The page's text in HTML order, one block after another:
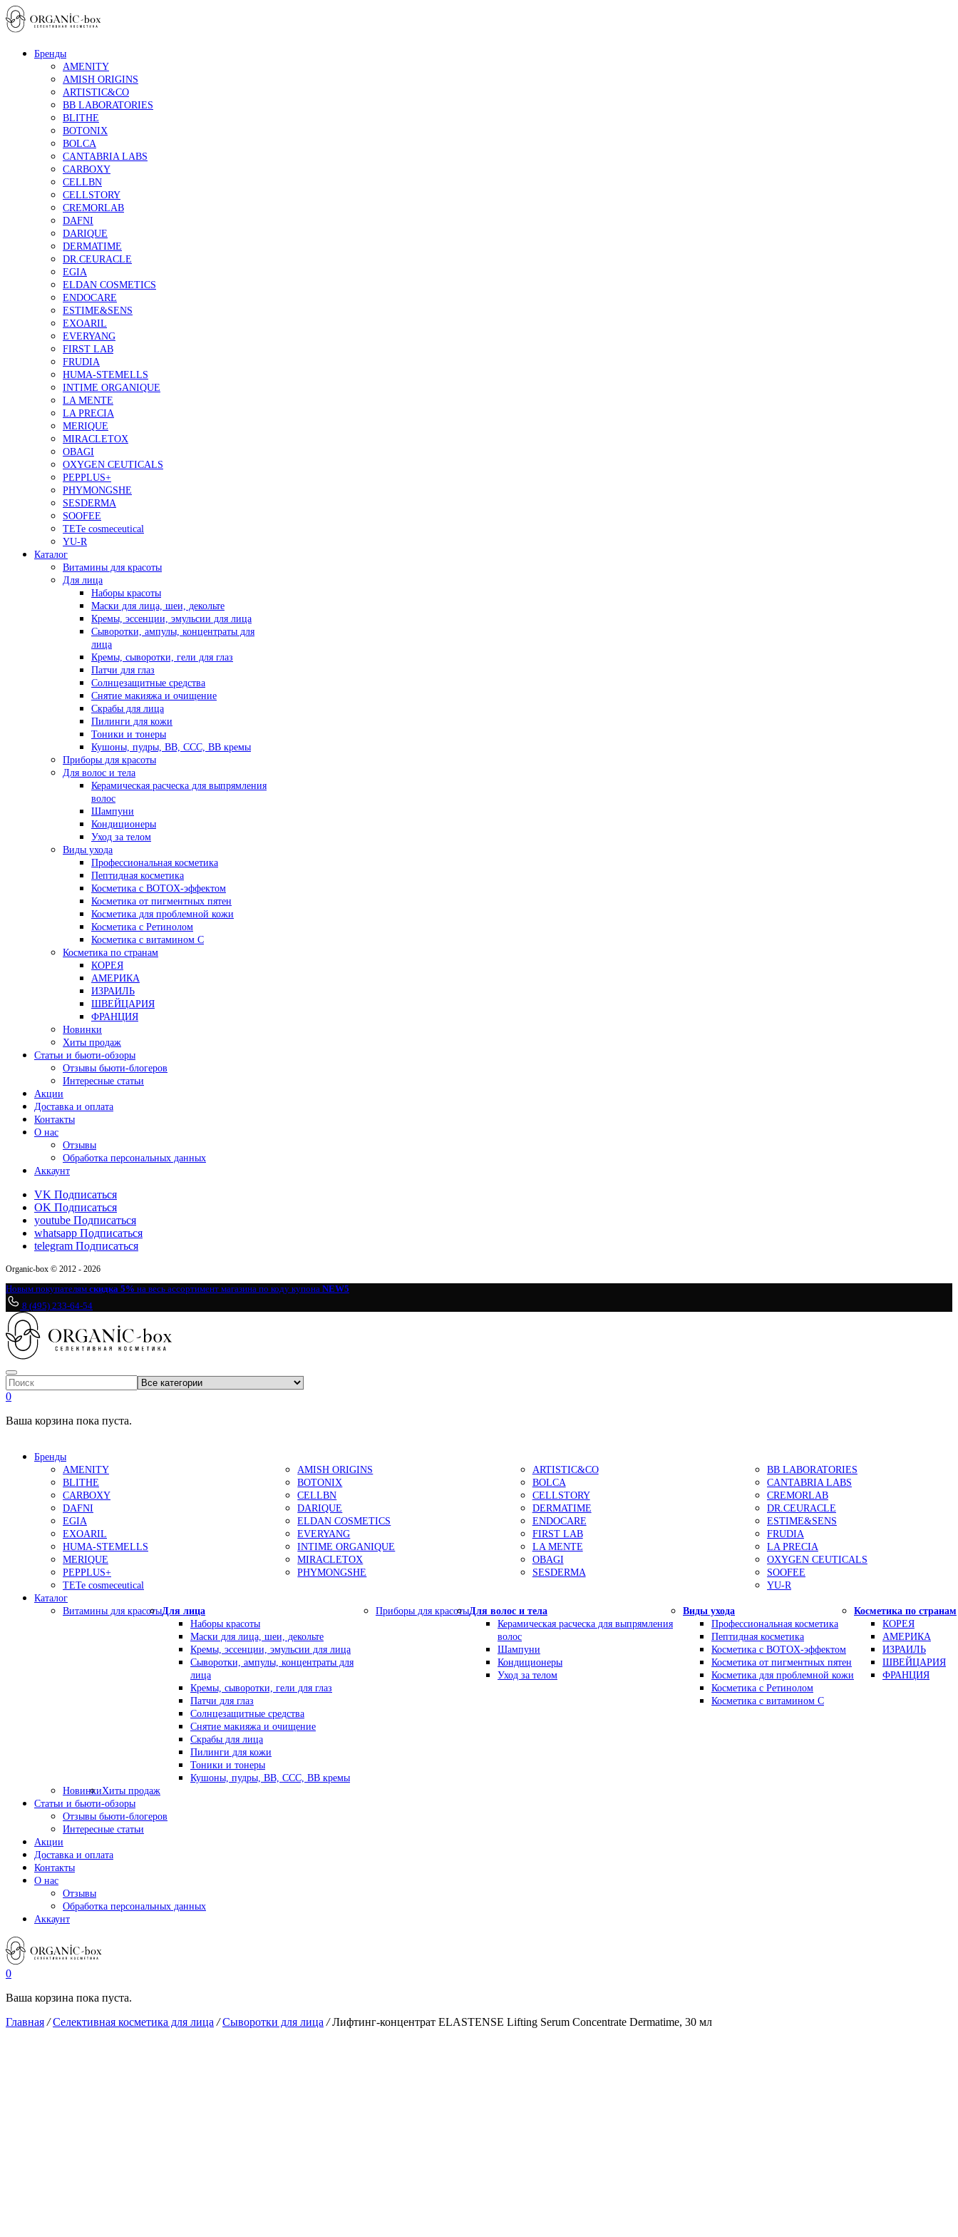
Бренды
AMENITY
AMISH ORIGINS
ARTISTIC&CO
BB LABORATORIES
BLITHE
BOTONIX
BOLCA
CANTABRIA LABS
CARBOXY
CELLBN
CELLSTORY
CREMORLAB
DAFNI
DARIQUE
DERMATIME
DR.CEURACLE
EGIA
ELDAN COSMETICS
ENDOCARE
ESTIME&SENS
EXOARIL
EVERYANG
FIRST LAB
FRUDIA
HUMA-STEMELLS
INTIME ORGANIQUE
LA MENTE
LA PRECIA
MERIQUE
MIRACLETOX
OBAGI
OXYGEN CEUTICALS
PEPPLUS+
PHYMONGSHE
SESDERMA
SOOFEE
TETe cosmeceutical
YU-R
Каталог
Витамины для красоты
Для лица
Наборы красоты
Маски для лица, шеи, декольте
Кремы, эссенции, эмульсии для лица
Сыворотки, ампулы, концентраты для
лица
Кремы, сыворотки, гели для глаз
Патчи для глаз
Солнцезащитные средства
Снятие макияжа и очищение
Скрабы для лица
Пилинги для кожи
Тоники и тонеры
Кушоны, пудры, ВВ, ССС, ВВ кремы
Приборы для красоты
Для волос и тела
Керамическая расческа для выпрямления
волос
Шампуни
Кондиционеры
Уход за телом
Виды ухода
Профессиональная косметика
Пептидная косметика
Косметика с BOTOX-эффектом
Косметика от пигментных пятен
Косметика для проблемной кожи
Косметика с Ретинолом
Косметика с витамином С
Косметика по странам
КОРЕЯ
АМЕРИКА
ИЗРАИЛЬ
ШВЕЙЦАРИЯ
ФРАНЦИЯ
Новинки
Хиты продаж
Статьи и бьюти-обзоры
Отзывы бьюти-блогеров
Интересные статьи
Акции
Доставка и оплата
Контакты
О нас
Отзывы
Обработка персональных данных
Аккаунт
VK Подписаться
OK Подписаться
youtube Подписаться
whatsapp Подписаться
telegram Подписаться
Organic-box © 2012 - 2026
Новым покупателям скидка 5% на весь ассортимент магазина по коду купона NEW5
8 (495) 233-64-54
0
Ваша корзина пока пуста.
Бренды
AMENITY
AMISH ORIGINS ARTISTIC&CO
BB LABORATORIES
BLITHE
BOTONIX BOLCA
CANTABRIA LABS
CARBOXY
CELLBN CELLSTORY
CREMORLAB
DAFNI
DARIQUE DERMATIME
DR.CEURACLE
EGIA
ELDAN COSMETICS ENDOCARE
ESTIME&SENS
EXOARIL
EVERYANG FIRST LAB
FRUDIA
HUMA-STEMELLS
INTIME ORGANIQUE LA MENTE
LA PRECIA
MERIQUE
MIRACLETOX OBAGI
OXYGEN CEUTICALS
PEPPLUS+
PHYMONGSHE SESDERMA
SOOFEE
TETe cosmeceutical
YU-R
Каталог
Витамины для красотыДля лица
Наборы красоты
Маски для лица, шеи, декольте
Кремы, эссенции, эмульсии для лица
Сыворотки, ампулы, концентраты для
лица
Кремы, сыворотки, гели для глаз
Патчи для глаз
Солнцезащитные средства
Снятие макияжа и очищение
Скрабы для лица
Пилинги для кожи
Тоники и тонеры
Кушоны, пудры, ВВ, ССС, ВВ кремы
Приборы для красотыДля волос и тела
Керамическая расческа для выпрямления
волос
Шампуни
Кондиционеры
Уход за телом
Виды ухода
Профессиональная косметика
Пептидная косметика
Косметика с BOTOX-эффектом
Косметика от пигментных пятен
Косметика для проблемной кожи
Косметика с Ретинолом
Косметика с витамином С
Косметика по странам
КОРЕЯ
АМЕРИКА
ИЗРАИЛЬ
ШВЕЙЦАРИЯ
ФРАНЦИЯ
НовинкиХиты продаж
Статьи и бьюти-обзоры
Отзывы бьюти-блогеров
Интересные статьи
Акции
Доставка и оплата
Контакты
О нас
Отзывы
Обработка персональных данных
Аккаунт
0
Ваша корзина пока пуста.
Главная /Селективная косметика для лица /Сыворотки для лица /Лифтинг-концентрат ELASTENSE Lifting Serum Concentrate Dermatime, 30 мл